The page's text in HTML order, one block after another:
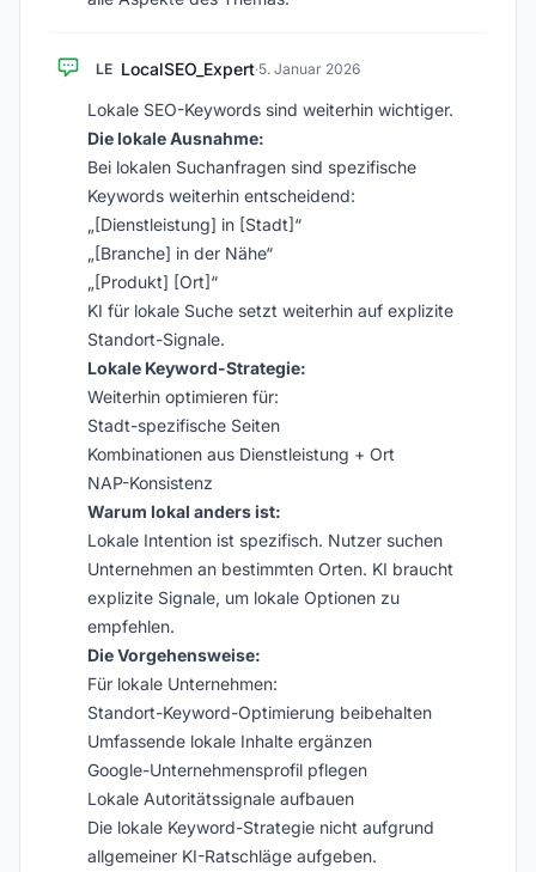
LE LocalSEO_Expert·5. Januar 2026
Lokale SEO-Keywords sind weiterhin wichtiger.
Die lokale Ausnahme:
Bei lokalen Suchanfragen sind spezifische
Keywords weiterhin entscheidend:
„[Dienstleistung] in [Stadt]“
„[Branche] in der Nähe“
„[Produkt] [Ort]“
KI für lokale Suche setzt weiterhin auf explizite
Standort-Signale.
Lokale Keyword-Strategie:
Weiterhin optimieren für:
Stadt-spezifische Seiten
Kombinationen aus Dienstleistung + Ort
NAP-Konsistenz
Warum lokal anders ist:
Lokale Intention ist spezifisch. Nutzer suchen
Unternehmen an bestimmten Orten. KI braucht
explizite Signale, um lokale Optionen zu
empfehlen.
Die Vorgehensweise:
Für lokale Unternehmen:
Standort-Keyword-Optimierung beibehalten
Umfassende lokale Inhalte ergänzen
Google-Unternehmensprofil pflegen
Lokale Autoritätssignale aufbauen
Die lokale Keyword-Strategie nicht aufgrund
allgemeiner KI-Ratschläge aufgeben.